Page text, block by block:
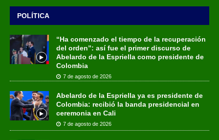
POLÍTICA
“Ha comenzado el tiempo de la recuperación
del orden”: así fue el primer discurso de
Abelardo de la Espriella como presidente de
Colombia
7 de agosto de 2026
Abelardo de la Espriella ya es presidente de
Colombia: recibió la banda presidencial en
ceremonia en Cali
7 de agosto de 2026